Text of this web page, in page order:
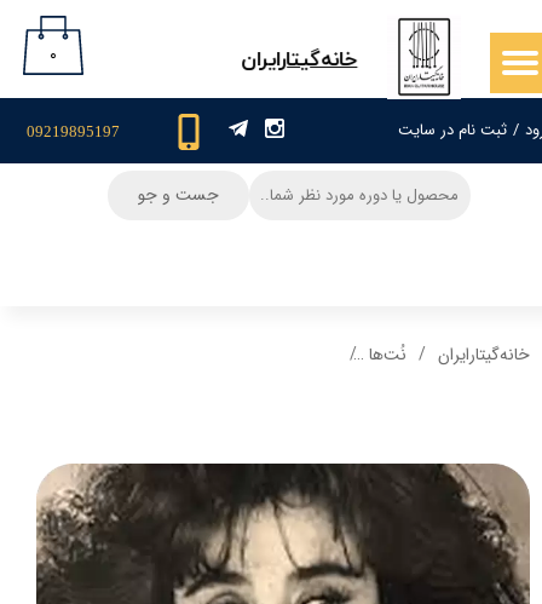
/ ثبت نام در سایت
حساب کاربری من
سفارشات
09219895197
​خانه‌گیتار‌ایران ۰
جست و جو
خانه‌گیتار‌ایران نُت‌ها